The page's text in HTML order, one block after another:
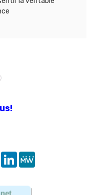
Pinterest
LinkedIn